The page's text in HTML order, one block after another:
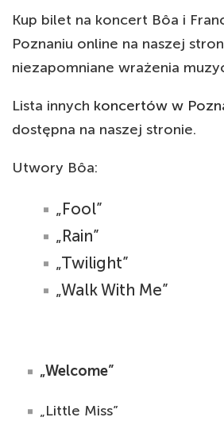
Kup bilet na koncert Bôa i
Poznaniu online na naszej
niezapomniane wrażenia
Lista innych koncertów w
dostępna na naszej stronie.
Utwory Bôa:
„Fool”
„Rain”
„Twilight”
„Walk With Me”
„Welcome”
„Little Miss”